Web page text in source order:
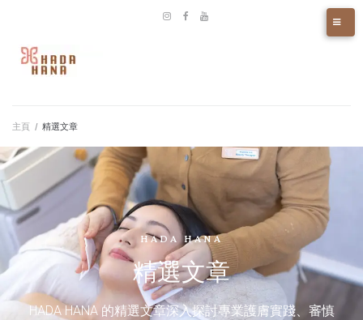
主頁 / 精選文章
HADA HANA
精選文章
HADA HANA 的精選文章深入探討專業護膚實踐、審慎